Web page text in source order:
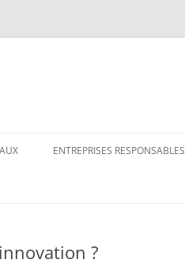
ENTREPRISES RESPONSABLES
?